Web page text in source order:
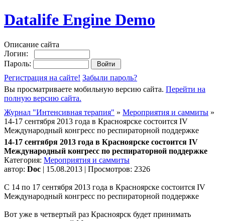
Datalife Engine Demo
Описание сайта
Логин:
Пароль:
Регистрация на сайте! Забыли пароль?
Вы просматриваете мобильную версию сайта. Перейти на
полную версию сайта.
Журнал "Интенсивная терапия" » Мероприятия и саммиты »
14-17 сентября 2013 года в Красноярске состоится IV
Международный конгресс по респираторной поддержке
14-17 сентября 2013 года в Красноярске состоится IV
Международный конгресс по респираторной поддержке
Категория: Мероприятия и саммиты
автор: Doc | 15.08.2013 | Просмотров: 2326
С 14 по 17 сентября 2013 года в Красноярске состоится IV
Международный конгресс по респираторной поддержке
Вот уже в четвертый раз Красноярск будет принимать